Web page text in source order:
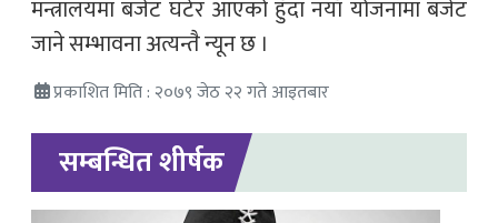
मन्त्रालयमा बजेट घटेर आएको हुँदा नयाँ योजनामा बजेट
जाने सम्भावना अत्यन्तै न्यून छ ।
प्रकाशित मिति : २०७९ जेठ २२ गते आइतबार
सम्बन्धित शीर्षक